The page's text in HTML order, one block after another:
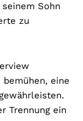
Sohn
zu
eine
Trennung ein